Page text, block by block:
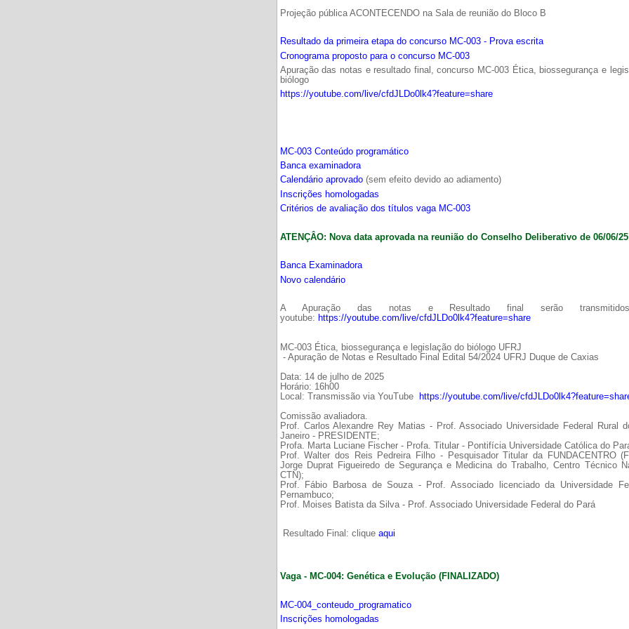
Projeção pública ACONTECENDO na Sala de reunião do Bloco B
Resultado da primeira etapa do concurso MC-003 - Prova escrita
Cronograma proposto para o concurso MC-003
Apuração das notas e resultado final, concurso MC-003 Ética, biossegurança e
biólogo
https://youtube.com/live/cfdJLDo0lk4?feature=share
MC-003 Conteúdo programático
Banca examinadora
Calendário aprovado(sem efeito devido ao adiamento)
Inscrições homologadas
Critérios de avaliação dos títulos vaga MC-003
ATENÇÂO: Nova data aprovada na reunião do Conselho Deliberativo de 06/06/25
Banca Examinadora
Novo calendário
A Apuração das notas e Resultado final serão
youtube: https://youtube.com/live/cfdJLDo0lk4?feature=share
MC-003 Ética, biossegurança e legislação do biólogo UFRJ
- Apuração de Notas e Resultado Final Edital 54/2024 UFRJ Duque de Caxias
Data: 14 de julho de 2025
Horário: 16h00
Local: Transmissão via YouTube
https://youtube.com/live/
Comissão avaliadora.
Prof. Carlos Alexandre Rey Matias - Prof. Associado Universidade Federal Rural
Janeiro - PRESIDENTE;
Profa. Marta Luciane Fischer - Profa. Titular - Pontifícia Universidade Católica do
Prof. Walter dos Reis Pedreira Filho - Pesquisador Titular da FUNDACENTRO
Jorge Duprat Figueiredo de Segurança e Medicina do Trabalho, Centro Técnico
CTN);
Prof. Fábio Barbosa de Souza - Prof. Associado licenciado da Universidade
Pernambuco;
Prof. Moises Batista da Silva - Prof. Associado Universidade Federal do Pará
Resultado Final: clique aqui
Vaga - MC-004: Genética e Evolução (FINALIZADO)
MC-004_conteudo_programatico
Inscrições homologadas